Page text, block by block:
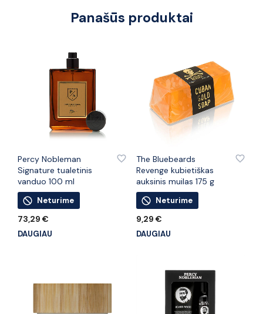
Panašūs produktai
Percy Nobleman
Signature tualetinis
vanduo 100 ml
Neturime
73,29 €
DAUGIAU
The Bluebeards
Revenge kubietiškas
auksinis muilas 175 g
Neturime
9,29 €
DAUGIAU